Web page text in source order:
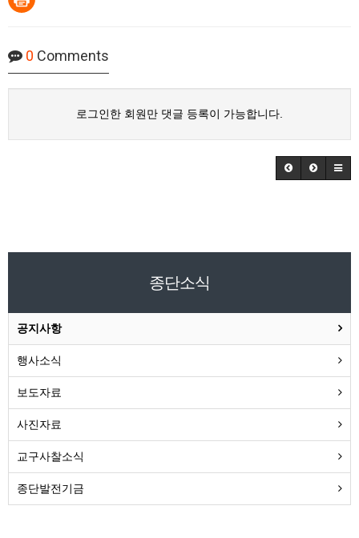
0 Comments
로그인한 회원만 댓글 등록이 가능합니다.
종단소식
공지사항
행사소식
보도자료
사진자료
교구사찰소식
종단발전기금